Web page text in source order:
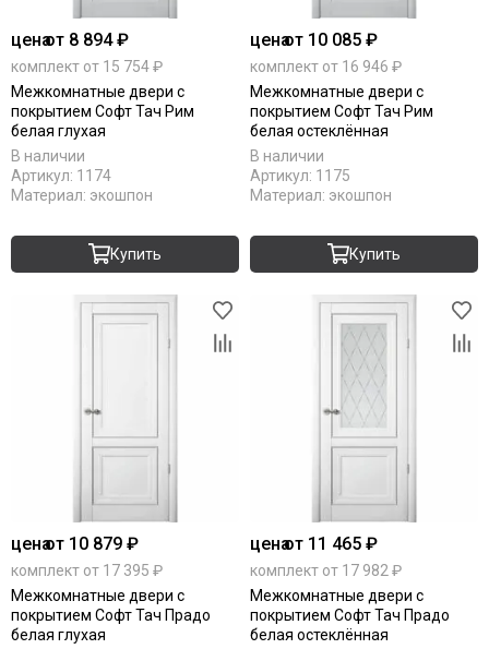
ценаот 8 894 ₽
комплект от 15 754 ₽
Межкомнатные двери с
покрытием Софт Тач Рим
белая глухая
В наличии
Артикул: 1174
Материал: экошпон
Купить
ценаот 10 085 ₽
комплект от 16 946 ₽
Межкомнатные двери с
покрытием Софт Тач Рим
белая остеклённая
В наличии
Артикул: 1175
Материал: экошпон
Купить
ценаот 10 879 ₽
комплект от 17 395 ₽
Межкомнатные двери с
покрытием Софт Тач Прадо
белая глухая
ценаот 11 465 ₽
комплект от 17 982 ₽
Межкомнатные двери с
покрытием Софт Тач Прадо
белая остеклённая